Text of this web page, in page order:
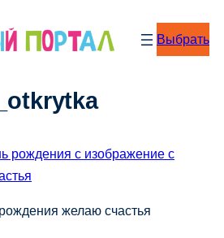
Выбрать
желаю счастья